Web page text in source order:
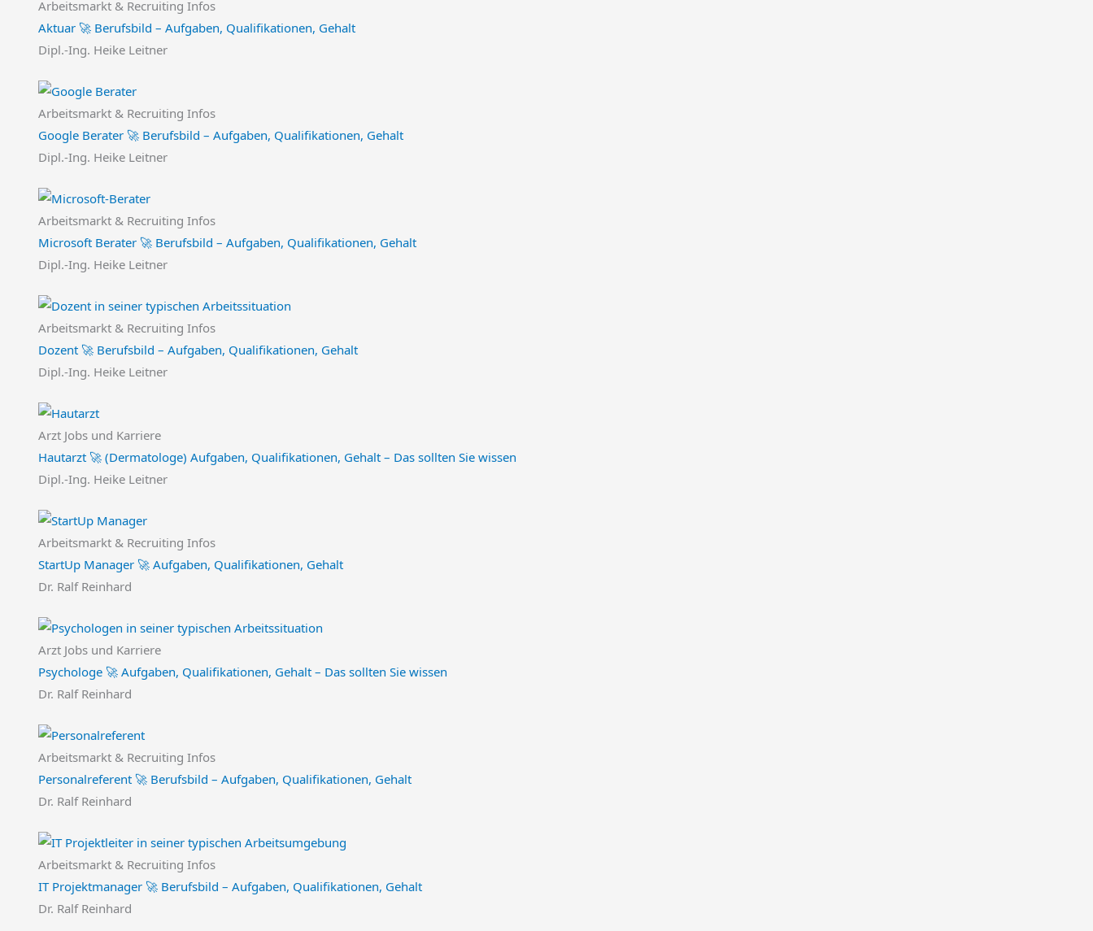
Arbeitsmarkt & Recruiting Infos
Aktuar 🚀 Berufsbild – Aufgaben, Qualifikationen, Gehalt
Dipl.-Ing. Heike Leitner
Arbeitsmarkt & Recruiting Infos
Google Berater 🚀 Berufsbild – Aufgaben, Qualifikationen, Gehalt
Dipl.-Ing. Heike Leitner
Arbeitsmarkt & Recruiting Infos
Microsoft Berater 🚀 Berufsbild – Aufgaben, Qualifikationen, Gehalt
Dipl.-Ing. Heike Leitner
Arbeitsmarkt & Recruiting Infos
Dozent 🚀 Berufsbild – Aufgaben, Qualifikationen, Gehalt
Dipl.-Ing. Heike Leitner
Arzt Jobs und Karriere
Hautarzt 🚀 (Dermatologe) Aufgaben, Qualifikationen, Gehalt – Das sollten Sie wissen
Dipl.-Ing. Heike Leitner
Arbeitsmarkt & Recruiting Infos
StartUp Manager 🚀 Aufgaben, Qualifikationen, Gehalt
Dr. Ralf Reinhard
Arzt Jobs und Karriere
Psychologe 🚀 Aufgaben, Qualifikationen, Gehalt – Das sollten Sie wissen
Dr. Ralf Reinhard
Arbeitsmarkt & Recruiting Infos
Personalreferent 🚀 Berufsbild – Aufgaben, Qualifikationen, Gehalt
Dr. Ralf Reinhard
Arbeitsmarkt & Recruiting Infos
IT Projektmanager 🚀 Berufsbild – Aufgaben, Qualifikationen, Gehalt
Dr. Ralf Reinhard